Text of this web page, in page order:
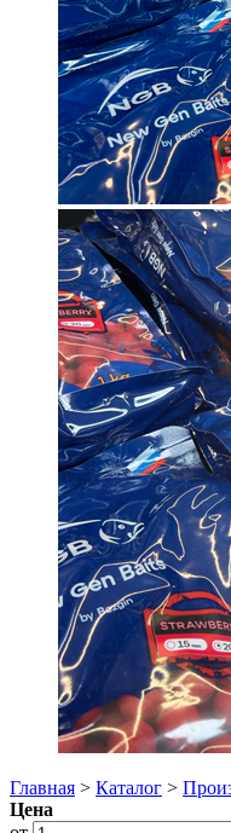
Главная > Каталог >
Цена